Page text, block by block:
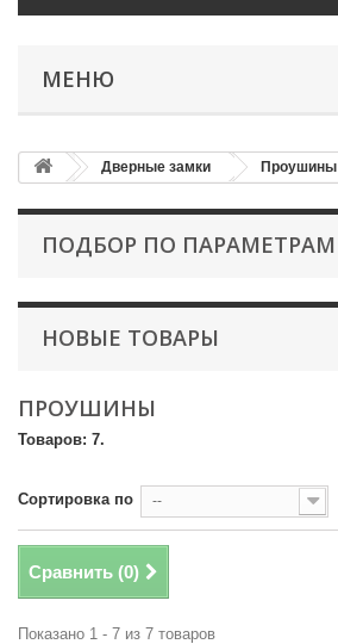
МЕНЮ
Дверные замки Проушины
ПОДБОР ПО ПАРАМЕТРАМ
НОВЫЕ ТОВАРЫ
ПРОУШИНЫ
Товаров: 7.
Сортировка по --
Сравнить (0)
Показано 1 - 7 из 7 товаров